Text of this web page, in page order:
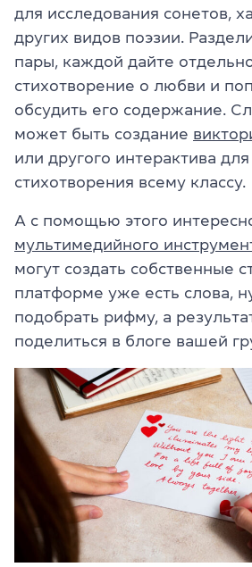
для исследования сонетов,
других видов поэзии.
пары, каждой дайте
стихотворение о любви и
обсудить его содержание.
может быть создание
или другого интерактива
стихотворения всему классу.
А с помощью этого
мультимедийного
могут создать собственные
платформе уже есть слова,
подобрать рифму, а
поделиться в блоге вашей